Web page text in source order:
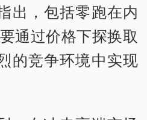
出，包括零跑在内
通过价格下探换取
的竞争环境中实现